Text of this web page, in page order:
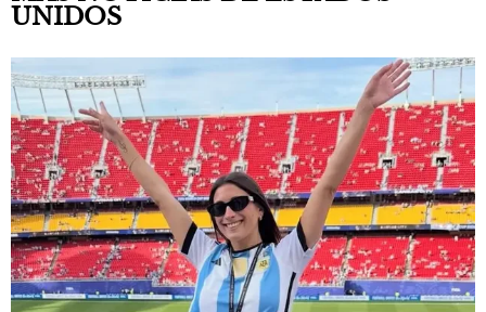
UNIDOS